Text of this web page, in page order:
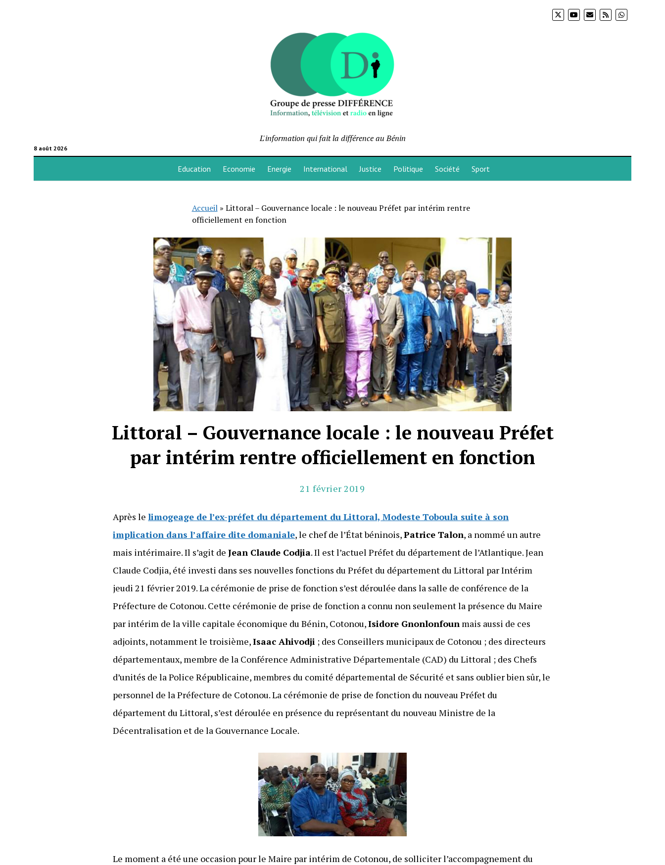
8 août 2026
L'information qui fait la différence au Bénin
Education Economie Energie International Justice Politique Société Sport
Accueil» Littoral – Gouvernance locale : le nouveau Préfet par intérim rentre
officiellement en fonction
Littoral – Gouvernance locale : le nouveau Préfet
par intérim rentre officiellement en fonction
21 février 2019
Après lelimogeage de l’ex-préfet du département du Littoral, Modeste Toboula suite à son
implication dans l’affaire dite domaniale, le chef de l’État béninois,Patrice Talon, a nommé un autre
mais intérimaire. Il s’agit deJean Claude Codjia. Il est l’actuel Préfet du département de l’Atlantique. Jean
Claude Codjia, été investi dans ses nouvelles fonctions du Préfet du département du Littoral par Intérim
jeudi 21 février 2019. La cérémonie de prise de fonction s’est déroulée dans la salle de conférence de la
Préfecture de Cotonou. Cette cérémonie de prise de fonction a connu non seulement la présence du Maire
par intérim de la ville capitale économique du Bénin, Cotonou,Isidore Gnonlonfoun mais aussi de ces
adjoints, notamment le troisième,Isaac Ahivodji ; des Conseillers municipaux de Cotonou ; des directeurs
départementaux, membre de la Conférence Administrative Départementale (CAD) du Littoral ; des Chefs
d’unités de la Police Républicaine, membres du comité départemental de Sécurité et sans oublier bien sûr, le
personnel de la Préfecture de Cotonou. La cérémonie de prise de fonction du nouveau Préfet du
département du Littoral, s’est déroulée en présence du représentant du nouveau Ministre de la
Décentralisation et de la Gouvernance Locale.
Le moment a été une occasion pour le Maire par intérim de Cotonou, de solliciter l’accompagnement du